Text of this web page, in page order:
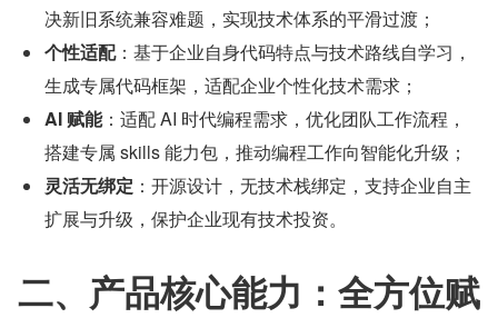
决新旧系统兼容难题，实现技术体系的平滑过渡；
个性适配：基于企业自身代码特点与技术路线自学习，
生成专属代码框架，适配企业个性化技术需求；
AI 赋能：适配 AI 时代编程需求，优化团队工作流程，
搭建专属 skills 能力包，推动编程工作向智能化升级；
灵活无绑定 ：开源设计，无技术栈绑定，支持企业自主
扩展与升级，保护企业现有技术投资。
二、产品核心能力：全方位赋